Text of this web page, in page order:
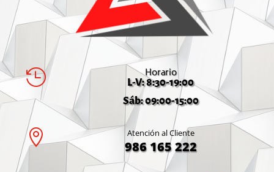
 Horario
L-V: 8:30-19:00
Sáb: 09:00-15:00
 Atención al Cliente
986 165 222